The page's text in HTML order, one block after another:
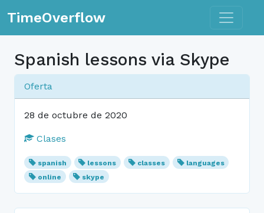
TimeOverflow Toggle
Spanish lessons via Skype
Oferta
28 de octubre de 2020
Clases
spanish lessons classes
languages
online
skype